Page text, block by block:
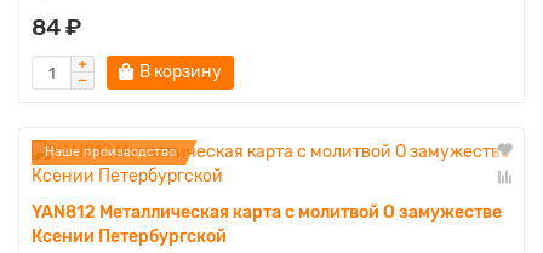
84 ₽
В корзину
Наше производство
YAN812 Металлическая карта с молитвой О замужестве
Ксении Петербургской